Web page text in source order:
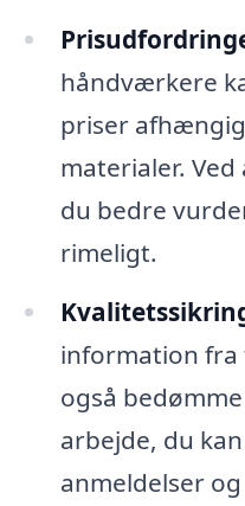
håndværkere
priser
materialer.
du bedre
rimeligt.
information fra
også
arbejde, du
anmeldelser